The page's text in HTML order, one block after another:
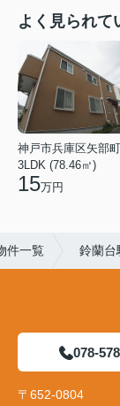
よく見られて
神戸市兵庫区矢部町
3LDK (78.46㎡)
15万円
件一覧 鈴蘭台
078-
〒652-0804